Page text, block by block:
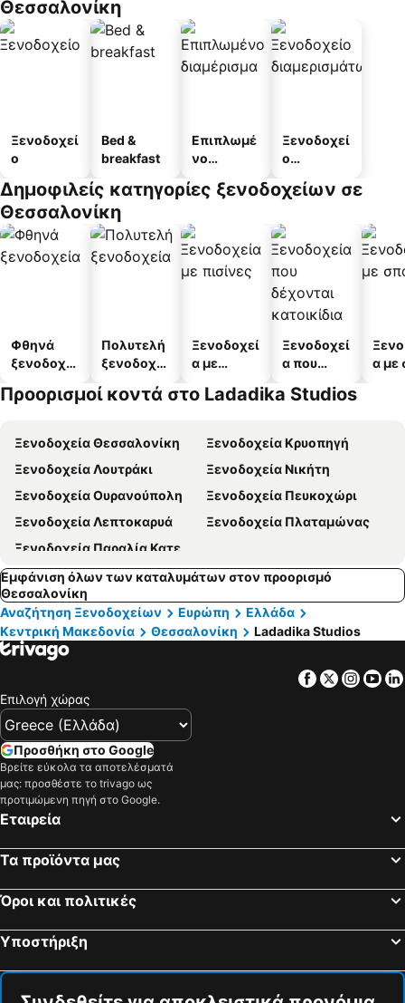
Θεσσαλονίκη
Ξενοδοχεί
ο
Bed &
breakfast
Επιπλωμέ
νο
α
Ξενοδοχεί
ο
άτων
Δημοφιλείς κατηγορίες ξενοδοχείων σε
Θεσσαλονίκη
Φθηνά
ξενοδοχεί
Πολυτελή
ξενοδοχεί
Ξενοδοχεί
α με
Ξενοδοχεί
α που
κατοικίδι
α με
Προορισμοί κοντά στο Ladadika Studios
Ξενοδοχεία Θεσσαλονίκη
Ξενοδοχεία Κρυοπηγή
Ξενοδοχεία Λουτράκι
Ξενοδοχεία Νικήτη
Ξενοδοχεία Ουρανούπολη
Ξενοδοχεία Πευκοχώρι
Ξενοδοχεία Λεπτοκαρυά
Ξενοδοχεία Πλαταμώνας
Ξενοδοχεία Παραλία Κατερίνης
Εμφάνιση όλων των καταλυμάτων στον προορισμό
Θεσσαλονίκη
Αναζήτηση Ξενοδοχείων
Ευρώπη
Ελλάδα
Κεντρική Μακεδονία
Θεσσαλονίκη Ladadika Studios
Facebook
Twitter
Επιλογή χώρας
Προσθήκη στο Google
Βρείτε εύκολα τα αποτελέσματά
μας: προσθέστε το trivago ως
προτιμώμενη πηγή στο Google.
Εταιρεία
Τα προϊόντα μας
Όροι και πολιτικές
Υποστήριξη